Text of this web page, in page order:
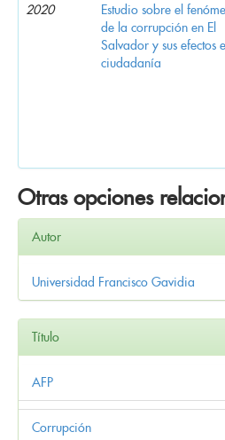
2020
Estudio sobre el
de la corrupción en El
Salvador y sus efectos
ciudadanía
Otras opciones
Autor
Universidad Francisco Gavidia
Título
AFP
Corrupción